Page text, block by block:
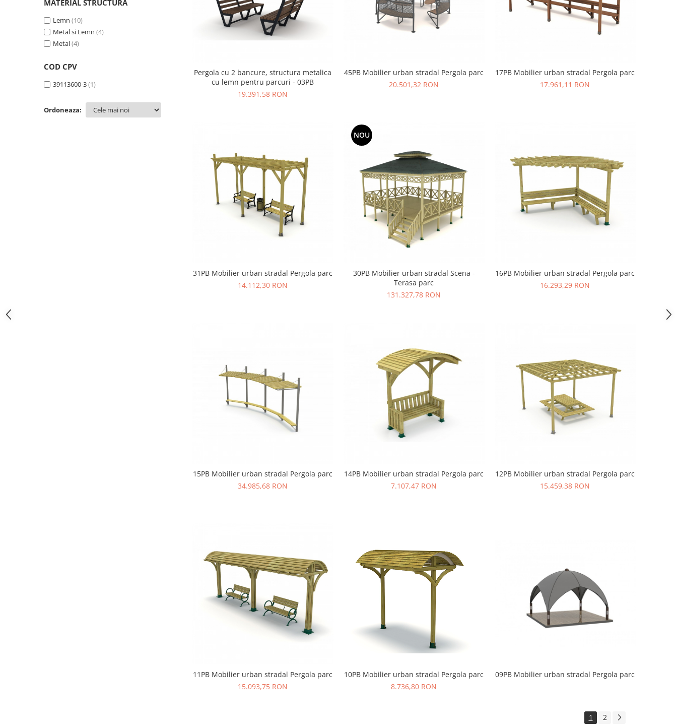
Ghivece de exterior
Ghivece din beton
Stalpi stradali
Stalpi camere video
pentru trotuar
Cismea stradala / gradina
Magazie pubele / tomberoane
MATERIAL STRUCTURA
Lemn (10)
Metal si Lemn (4)
Metal(4)
COD CPV
39113600-3(1)
Ordoneaza:
Pergola cu 2 bancure, structura metalica
cu lemn pentru parcuri - 03PB
19.391,58 RON
45PB Mobilier urban stradal Pergola parc
20.501,32 RON
17PB Mobilier urban stradal Pergola parc
17.961,11 RON
31PB Mobilier urban stradal Pergola parc
14.112,30 RON
NOU
30PB Mobilier urban stradal Scena -
Terasa parc
131.327,78 RON
16PB Mobilier urban stradal Pergola parc
16.293,29 RON
15PB Mobilier urban stradal Pergola parc
34.985,68 RON
14PB Mobilier urban stradal Pergola parc
7.107,47 RON
12PB Mobilier urban stradal Pergola parc
15.459,38 RON
11PB Mobilier urban stradal Pergola parc
15.093,75 RON
10PB Mobilier urban stradal Pergola parc
8.736,80 RON
09PB Mobilier urban stradal Pergola parc
1 2